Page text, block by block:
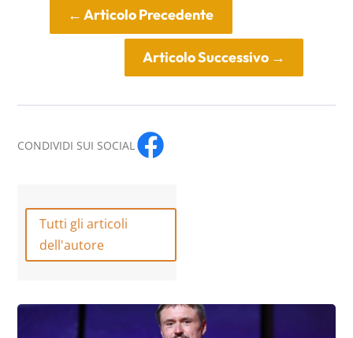
←Articolo Precedente
Articolo Successivo→
CONDIVIDI SUI SOCIAL
Tutti gli articoli
dell'autore